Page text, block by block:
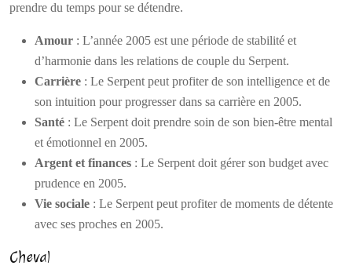
prendre du temps pour se détendre.
Amour : L’année 2005 est une période de stabilité et
d’harmonie dans les relations de couple du Serpent.
Carrière : Le Serpent peut profiter de son intelligence et de
son intuition pour progresser dans sa carrière en 2005.
Santé : Le Serpent doit prendre soin de son bien-être mental
et émotionnel en 2005.
Argent et finances : Le Serpent doit gérer son budget avec
prudence en 2005.
Vie sociale : Le Serpent peut profiter de moments de détente
avec ses proches en 2005.
Cheval